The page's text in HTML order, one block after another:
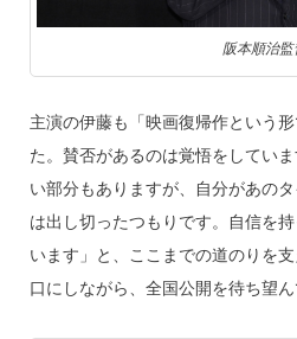
阪本順治監
主演の伊藤も「映画復帰作という
た。賛否があるのは覚悟をしてい
い部分もありますが、自分があの
は出し切ったつもりです。自信を
います」と、ここまでの道のりを
口にしながら、全国公開を待ち望ん